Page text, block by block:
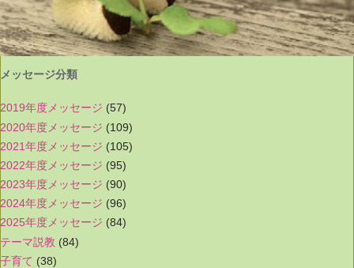
メッセージ分類
2019年度メッセージ (57)
2020年度メッセージ (109)
2021年度メッセージ (105)
2022年度メッセージ (95)
2023年度メッセージ (90)
2024年度メッセージ (96)
2025年度メッセージ (84)
テーマ説教 (84)
子育て (38)